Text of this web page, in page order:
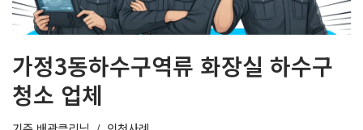
가정3동하수구역류 화장실 하수구
청소 업체